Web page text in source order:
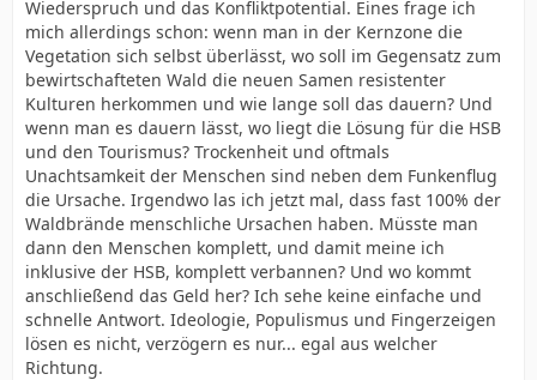
Wiederspruch und das Konfliktpotential. Eines frage ich
mich allerdings schon: wenn man in der Kernzone die
Vegetation sich selbst überlässt, wo soll im Gegensatz zum
bewirtschafteten Wald die neuen Samen resistenter
Kulturen herkommen und wie lange soll das dauern? Und
wenn man es dauern lässt, wo liegt die Lösung für die HSB
und den Tourismus? Trockenheit und oftmals
Unachtsamkeit der Menschen sind neben dem Funkenflug
die Ursache. Irgendwo las ich jetzt mal, dass fast 100% der
Waldbrände menschliche Ursachen haben. Müsste man
dann den Menschen komplett, und damit meine ich
inklusive der HSB, komplett verbannen? Und wo kommt
anschließend das Geld her? Ich sehe keine einfache und
schnelle Antwort. Ideologie, Populismus und Fingerzeigen
lösen es nicht, verzögern es nur... egal aus welcher
Richtung.